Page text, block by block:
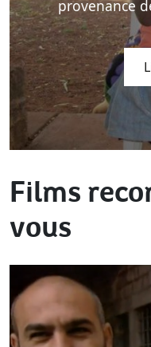
provenance
Films
vous